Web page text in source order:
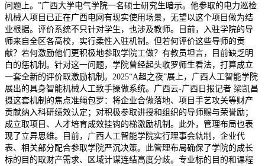
问题上。”广西大学电气学院一名硕士研究生暗示。他参取的电力巡检
机械人项目已正在广西电网有现实使用场景，无望以这个项目做为结
业根据。评价系统不只针对学生，也涉及教师。目前，入驻学院的导
师来自全区各高校，实行柔性入驻机制。但若何评价这些导师的贡
献？若何激励他们更积极地参取学院工做？有教员坦言，目前缺乏明
白的惩机制。针对这一问题，学院曾经起头收罗师生看法，打算成立
一套全新的评价取激励机制。2025“A超之夜”展上，广西人工智能学院
展出的具身智能机械人工致手操做系统。广西云-广西日报记者 梁凯昌
摄这套机制的焦点准绳包罗：将企业合做落地、项目手艺攻关等财产
贡献纳入科研绩效认定；对积极参取讲授和组织的导师赐与荣誉励；
成立取项目、人才培育成效挂钩的梯激励机制。此外，管理布局也表
现了立异思维。目前，广西人工智能学院实行理事会轨制，企业代
表、相关部分配合参取学院严沉决策。此管理布局确保了学院的成长
标的目的取财产需求、区域计谋连结高度分歧。专业标的目的和课程